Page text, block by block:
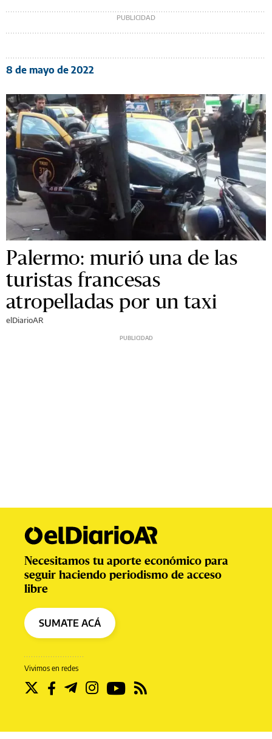
8 de mayo de 2022
Palermo: murió una de las
turistas francesas
atropelladas por un taxi
elDiarioAR
Vivimos en redes
Necesitamos tu aporte económico para
seguir haciendo periodismo de acceso
libre
SUMATE ACÁ